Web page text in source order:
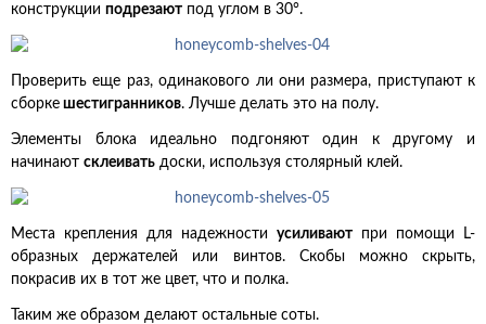
конструкции подрезают под углом в 30°.
Проверить еще раз, одинакового ли они размера, приступают к
сборке шестигранников. Лучше делать это на полу.
Элементы блока идеально подгоняют один к другому и
начинают склеивать доски, используя столярный клей.
Места крепления для надежности усиливают при помощи L-
образных держателей или винтов. Скобы можно скрыть,
покрасив их в тот же цвет, что и полка.
Таким же образом делают остальные соты.